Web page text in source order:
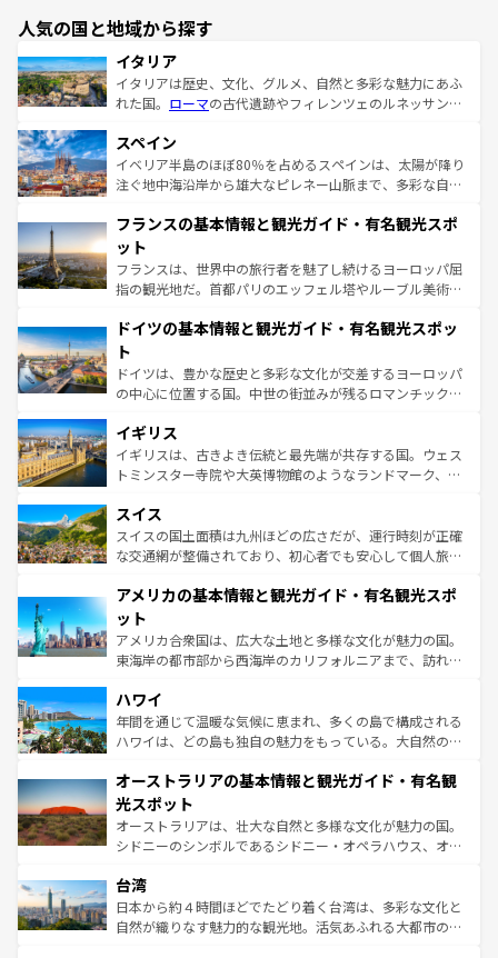
人気の国と地域から探す
イタリア
イタリアは歴史、文化、グルメ、自然と多彩な魅力にあふ
れた国。 ローマの古代遺跡やフィレンツェのルネッサンス
ろん、トスカーナの美しい田園風景やアマルフィ海岸の絶
景など、自然景観も見逃せない。観光の合間には、本場の
ピザやパスタなど、絶品のイタリア料理を堪能することも
ませてくれるイタリアで、忘れられない旅をしてみよう！
なお、新着のイタリア情報は
しい。
スペイン
イベリア半島のほぼ80％を占めるスペインは、太陽が降り
注ぐ地中海沿岸から雄大なピレネー山脈まで、多彩な自然
文化が根付くこの国では、情熱的なフラメンコ、熱気あふ
れる闘牛、そして美味しいタパスが生活の一部となってい
る。首都マドリードの洗練された雰囲気や、バルセロナの
アートに溢れた街角から、地方では古代ローマ遺跡や中世
せる。地方によって風土や気候が異なるスペインはその個
ンテンツ一覧 を参照してほしい。
フランスの基本情報と観光ガイド・有名観光スポ
ット
フランスは、世界中の旅行者を魅了し続けるヨーロッパ屈
指の観光地だ。首都パリのエッフェル塔やルーブル美術館
で、幅広い魅力が詰まっている。華麗な宮殿、歴史的な大
聖堂、美しいビーチ、そして豊かな自然が、訪れる者を心
から魅了する。また、フランスは美食の国としても知ら
れ、フランス料理はユネスコ無形文化遺産にも登録されて
香り高いラベンダー畑など、多彩な楽しみ方が可能だ。さ
らに、パリ以外の地域にも魅力が溢れており、どの街角に
も豊かな歴史と文化が息づいている。パリ以外の個性あふ
を参照してほしい。
ドイツの基本情報と観光ガイド・有名観光スポッ
ト
ドイツは、豊かな歴史と多彩な文化が交差するヨーロッパ
の中心に位置する国。中世の街並みが残るロマンチック街
顔を持つこの国は、どこを歩いても飽きることがない。ベ
ルリンの文化的活気、バイエルン州のアルプスの絶景、そ
してライン川沿いのワイン畑といった風景は必見。ビール
は、お酒好きな人にはぜひ体験してほしい。 なお、新着の
ドイツ情報はコンテンツ一覧を参照してほしい。
イギリス
イギリスは、古きよき伝統と最先端が共存する国。ウェス
トミンスター寺院や大英博物館のようなランドマーク、歴
リアごとに異なる魅力がある。また、優雅なアフタヌーン
ティー、ビール好きにはたまらない英国パブ、サッカー観
戦など、本場だからこそできる体験も豊富。イギリスを旅
ンツ一覧を参照してほしい。
スイス
スイスの国土面積は九州ほどの広さだが、運行時刻が正確
な交通網が整備されており、初心者でも安心して個人旅行
の建物がそのまま残る町や、スイスならではのユニークな
博物館もあり、アルプス観光だけでなく町歩きも満喫する
ことができる。国民の所得が高いため物価も高いが、旅行
者向けの交通パス提供のサービスもあり、うまく活用すれ
着のスイス情報は
アメリカの基本情報と観光ガイド・有名観光スポ
ット
アメリカ合衆国は、広大な土地と多様な文化が魅力の国。
東海岸の都市部から西海岸のカリフォルニアまで、訪れる
のような巨大都市は、観光、ショッピング、エンターテイ
ンメントが詰まった刺激的なスポットだ。一方、アメリカ
西部には大自然が広がり、グランドキャニオンやイエロー
部のニューオーリンズでは、音楽と美食が融合した独特の
文化が魅力。旅行者はアメリカの各地域で異なる魅力を楽
しみながら、その多様性と豊かな歴史を感じることができ
るだろう。車でのロードトリップや列車の旅も、アメリカ
情報は
ハワイ
年間を通じて温暖な気候に恵まれ、多くの島で構成される
ハワイは、どの島も独自の魅力をもっている。大自然の神
ワイ島は見逃せない。また、定番の観光地といえばオアフ
島だが、静かな自然を求めるならマウイ島やカウアイ島が
おすすめ。エメラルドグリーンに輝く海をはじめ、豊かな
文化や歴史が息づいている。「アロハスピリット」と呼ば
人々、おいしいローカルフードやハワイアンミュージッ
ク、伝統的なフラダンスなど、すべてがハワイの魅力を彩
っている。訪れるたびに新しい発見と感動が待っているハ
オーストラリアの基本情報と観光ガイド・有名観
光スポット
オーストラリアは、壮大な自然と多様な文化が魅力の国。
シドニーのシンボルであるシドニー・オペラハウス、オー
リアリーフや大陸中央部にそびえるウルル（エアーズロッ
ク）、タスマニアの美しい原生林やケアンズの熱帯雨林な
ど、見どころがたくさん。また、カフェやワイン、オージ
台湾
日本から約４時間ほどでたどり着く台湾は、多彩な文化と
自然が織りなす魅力的な観光地。活気あふれる大都市の台